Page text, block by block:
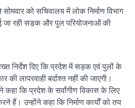
को सचिवालय में लोक निर्माण विभाग
जा रही सड़क और पुल परियोजनाओं की
निर्देश दिए कि प्रदेश में सड़क एवं पुलों के
की लापरवाही बर्दाश्त नहीं की जाएगी।
कहा कि प्रदेश के सर्वांगीण विकास के लिए
हैं। उन्होंने कहा कि निर्माण कार्यों को तय